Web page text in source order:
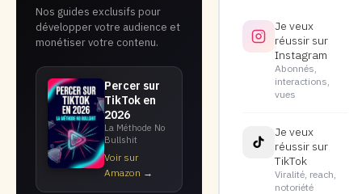
Nos guides exclusifs pour
développer votre audience et
monétiser votre contenu.
Percer sur
TikTok en
2026
La Méthode No
Bullshit
Voir sur
Amazon →
Je veux
réussir sur
Instagram
Abonnés,
interactions,
vues
Je veux
réussir sur
TikTok
Viralité, reach,
notoriété